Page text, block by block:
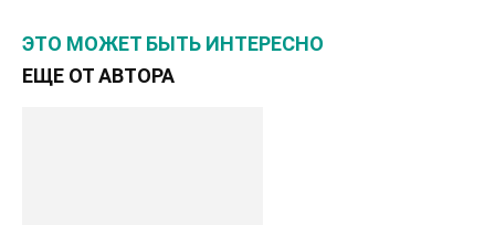
ЭТО МОЖЕТ БЫТЬ ИНТЕРЕСНО
ЕЩЕ ОТ АВТОРА